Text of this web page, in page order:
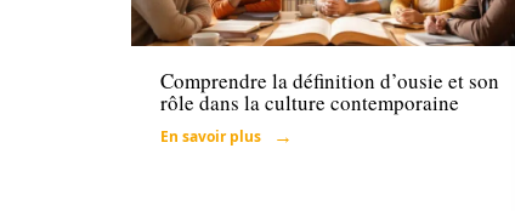
Loisirs
Comprendre la définition d’ousie et son
rôle dans la culture contemporaine
En savoir plus